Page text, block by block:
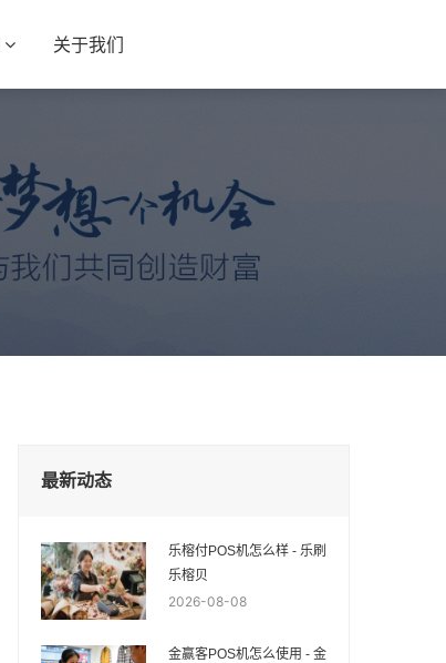
关于我们
最新动态
乐榕付POS机怎么样 - 乐刷
乐榕贝
2026-08-08
金赢客POS机怎么使用 - 金